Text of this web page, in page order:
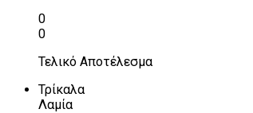
0
0
Τελικό Αποτέλεσμα
Τρίκαλα
Λαμία